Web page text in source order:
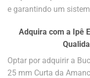
e garantindo um
Adquira com a Ipê
Optar por adquirir a
25 mm Curta da